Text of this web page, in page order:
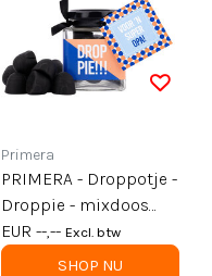
Primera
PRIMERA - Droppotje -
Droppie - mixdoos
kaartjes variant B - per
12
EUR --,-- Excl. btw
SHOP NU